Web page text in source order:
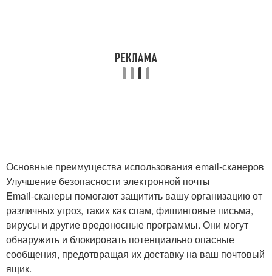
Основные преимущества использования email-сканеров
Улучшение безопасности электронной почты
Email-сканеры помогают защитить вашу организацию от
различных угроз, таких как спам, фишинговые письма,
вирусы и другие вредоносные программы. Они могут
обнаружить и блокировать потенциально опасные
сообщения, предотвращая их доставку на ваш почтовый
ящик.